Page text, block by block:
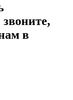
в